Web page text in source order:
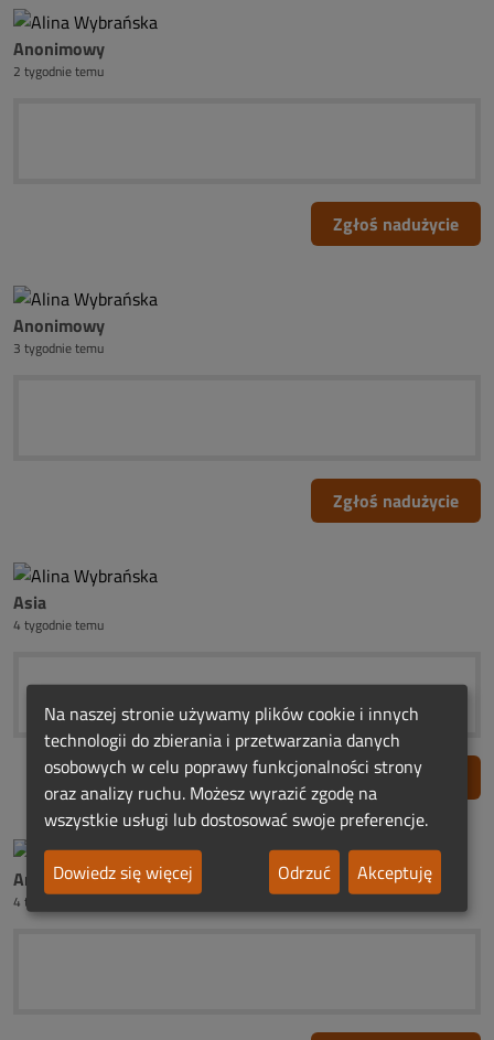
Anonimowy
2 tygodnie temu
Zgłoś nadużycie
Anonimowy
3 tygodnie temu
Zgłoś nadużycie
Asia
4 tygodnie temu
Zgłoś nadużycie
Anonimowy
4 tygodnie temu
Na naszej stronie używamy plików cookie i innych
technologii do zbierania i przetwarzania danych
osobowych w celu poprawy funkcjonalności strony
oraz analizy ruchu. Możesz wyrazić zgodę na
wszystkie usługi lub dostosować swoje preferencje.
Dowiedz się więcej
Odrzuć Akceptuję